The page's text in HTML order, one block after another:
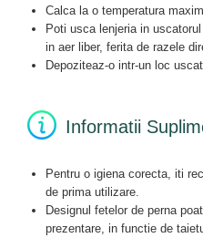
Calca la o temperatura
Poti usca lenjeria in
in aer liber, ferita de razele
Depoziteaz-o intr-un loc
Informatii
Pentru o igiena corecta, iti
de prima utilizare.
Designul fetelor de perna
prezentare, in functie de